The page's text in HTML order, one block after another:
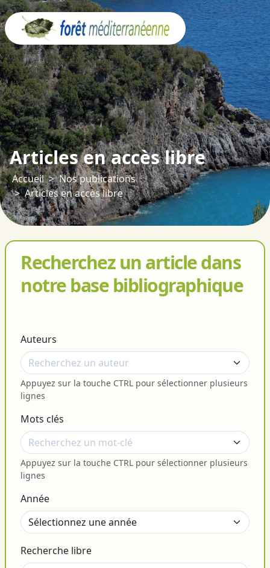
Articles en accès libre
Accueil
Nos publications
Articles en accès libre
Recherchez un article dans
notre base bibliographique
Auteurs
Appuyez sur la touche CTRL pour sélectionner plusieurs
lignes
Mots clés
Appuyez sur la touche CTRL pour sélectionner plusieurs
lignes
Année
Recherche libre
Panneau de gestion des cookies